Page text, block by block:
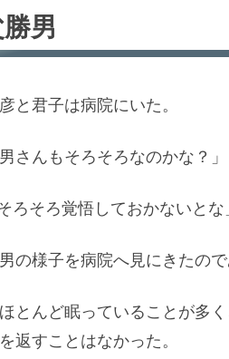
男
と君子は病院にいた。
さんもそろそろなのかな？」
ろそろ覚悟しておかないとな
の様子を病院へ見にきたので
とんど眠っていることが多
返すことはなかった。